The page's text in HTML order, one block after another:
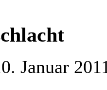
Januar